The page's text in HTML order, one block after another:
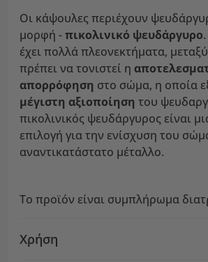
Οι κάψουλες περιέχουν
μορφή -πικολινικό ψευδάργυρο
έχει πολλά πλεονεκτήματα,
πρέπει να τονιστεί η
απορρόφηση στο σώμα, η οποία
μέγιστη αξιοποίηση του
πικολινικός ψευδάργυρος είναι
επιλογή για την ενίσχυση του
αναντικατάστατο μέταλλο.
Το προϊόν είναι συμπλήρωμα
Χρήση